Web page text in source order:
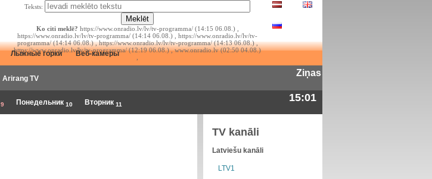
Teksts:
Ko citi meklē? https://www.onradio.lv/lv/tv-programma/ (14:15 06.08.) ,
https://www.onradio.lv/lv/tv-programma/ (14:14 06.08.) , https://www.onradio.lv/lv/tv-
programma/ (14:14 06.08.) , https://www.onradio.lv/lv/tv-programma/ (14:13 06.08.) ,
https://www.onradio.lv/lv/tv-programma/ (12:19 06.08.) , www.onradio.lv (02:50 04.08.)
Лыжные горки Веб-камеры
Arirang TV
Ziņas
9 Понедельник 10 Вторник 11
15:01
TV kanāli
Latviešu kanāli
LTV1